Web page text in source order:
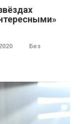
Без